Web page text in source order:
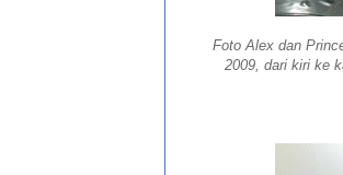
Foto Alex dan
2009, dari kiri ke